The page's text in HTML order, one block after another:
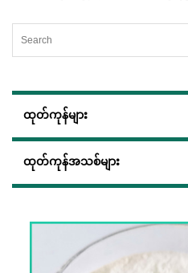
ထုတ်ကုန်များ
ထုတ်ကုန်အသစ်များ